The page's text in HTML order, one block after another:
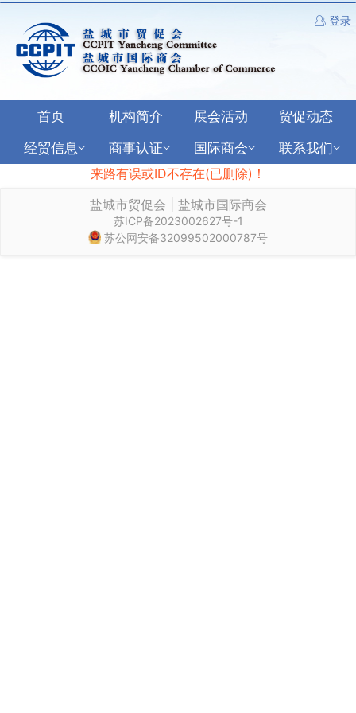
登录
首页 机构简介 展会活动
贸促动态
经贸信息
商事认证 国际商会
联系我们
来路有误或ID不存在(已删除)！
盐城市贸促会 | 盐城市国际商会
苏ICP备2023002627号-1
苏公网安备32099502000787号